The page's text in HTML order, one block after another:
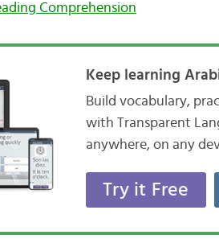
Comprehension
Keep learning
Build vocabulary,
with Transparent
anywhere, on any
Try it Free